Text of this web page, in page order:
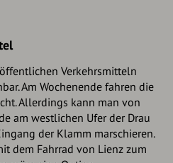
Variante wieder auf den
mit einem Holzsteg, wo
und wird danach
folgen Pfeiler, Überhänge
E/F. Bei der Namensgebung
sehr kreativ. Es beginnt
und D) und nach einer kurzen
der Schweinebauch-
Verkehrsmitteln
Am Wochenende fahren die
Allerdings kann man von
am westlichen Ufer der Drau
der Klamm marschieren.
dem Fahrrad von Lienz zum